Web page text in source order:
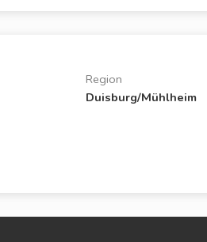
Region
Duisburg/Mühlheim